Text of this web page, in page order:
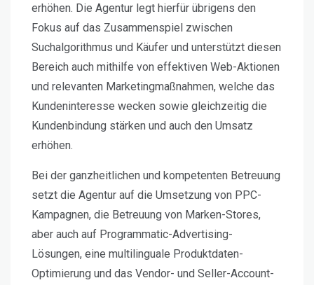
erhöhen. Die Agentur legt hierfür übrigens den
Fokus auf das Zusammenspiel zwischen
Suchalgorithmus und Käufer und unterstützt diesen
Bereich auch mithilfe von effektiven Web-Aktionen
und relevanten Marketingmaßnahmen, welche das
Kundeninteresse wecken sowie gleichzeitig die
Kundenbindung stärken und auch den Umsatz
erhöhen.
Bei der ganzheitlichen und kompetenten Betreuung
setzt die Agentur auf die Umsetzung von PPC-
Kampagnen, die Betreuung von Marken-Stores,
aber auch auf Programmatic-Advertising-
Lösungen, eine multilinguale Produktdaten-
Optimierung und das Vendor- und Seller-Account-